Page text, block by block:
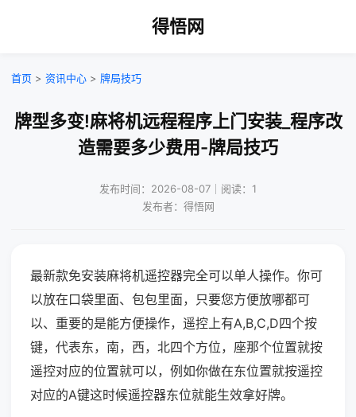
得悟网
首页 > 资讯中心 > 牌局技巧
牌型多变!麻将机远程程序上门安装_程序改
造需要多少费用-牌局技巧
发布时间：2026-08-07｜阅读：1
发布者：得悟网
最新款免安装麻将机遥控器完全可以单人操作。你可
以放在口袋里面、包包里面，只要您方便放哪都可
以、重要的是能方便操作，遥控上有A,B,C,D四个按
键，代表东，南，西，北四个方位，座那个位置就按
遥控对应的位置就可以，例如你做在东位置就按遥控
对应的A键这时候遥控器东位就能生效拿好牌。